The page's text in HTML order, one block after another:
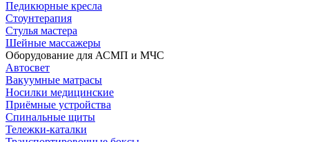
Педикюрные кресла
Стоунтерапия
Стулья мастера
Шейные массажеры
Оборудование для АСМП и МЧС
Автосвет
Вакуумные матрасы
Носилки медицинские
Приёмные устройства
Спинальные щиты
Тележки-каталки